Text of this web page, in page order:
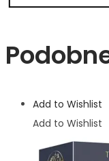
Add to Wishlist
Add to Wishlist